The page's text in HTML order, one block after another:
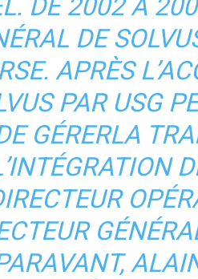
DE 2002 À
DE
APRÈS
PAR USG
GÉRERLA